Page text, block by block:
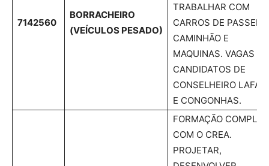
7142560
BORRACHEIRO
(VEÍCULOS PESADO)
TRABALHAR COM
CARROS DE PASSEIO,
CAMINHÃO E
MAQUINAS. VAGAS
CANDIDATOS DE
CONSELHEIRO
E CONGONHAS.
FORMAÇÃO
COM O CREA.
PROJETAR,